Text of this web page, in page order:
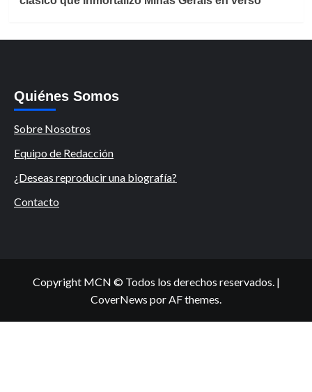
Quiénes Somos
Sobre Nosotros
Equipo de Redacción
¿Deseas reproducir una biografía?
Contacto
Copyright MCN © Todos los derechos reservados. |
CoverNews por AF themes.